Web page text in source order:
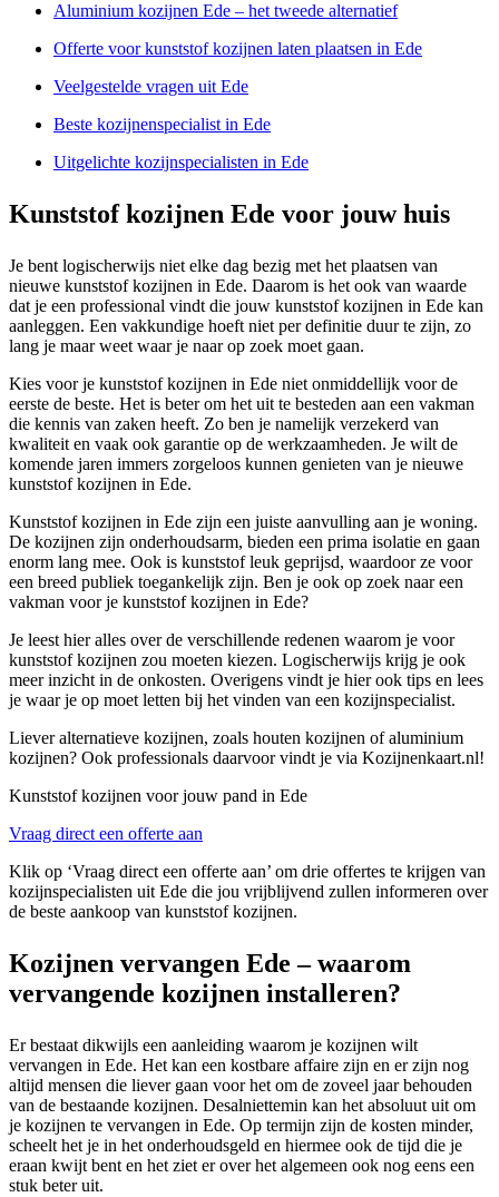
Aluminium kozijnen Ede – het tweede alternatief
Offerte voor kunststof kozijnen laten plaatsen in Ede
Veelgestelde vragen uit Ede
Beste kozijnenspecialist in Ede
Uitgelichte kozijnspecialisten in Ede
Kunststof kozijnen Ede voor jouw huis
Je bent logischerwijs niet elke dag bezig met het plaatsen van
nieuwe kunststof kozijnen in Ede. Daarom is het ook van waarde
dat je een professional vindt die jouw kunststof kozijnen in Ede kan
aanleggen. Een vakkundige hoeft niet per definitie duur te zijn, zo
lang je maar weet waar je naar op zoek moet gaan.
Kies voor je kunststof kozijnen in Ede niet onmiddellijk voor de
eerste de beste. Het is beter om het uit te besteden aan een vakman
die kennis van zaken heeft. Zo ben je namelijk verzekerd van
kwaliteit en vaak ook garantie op de werkzaamheden. Je wilt de
komende jaren immers zorgeloos kunnen genieten van je nieuwe
kunststof kozijnen in Ede.
Kunststof kozijnen in Ede zijn een juiste aanvulling aan je woning.
De kozijnen zijn onderhoudsarm, bieden een prima isolatie en gaan
enorm lang mee. Ook is kunststof leuk geprijsd, waardoor ze voor
een breed publiek toegankelijk zijn. Ben je ook op zoek naar een
vakman voor je kunststof kozijnen in Ede?
Je leest hier alles over de verschillende redenen waarom je voor
kunststof kozijnen zou moeten kiezen. Logischerwijs krijg je ook
meer inzicht in de onkosten. Overigens vindt je hier ook tips en lees
je waar je op moet letten bij het vinden van een kozijnspecialist.
Liever alternatieve kozijnen, zoals houten kozijnen of aluminium
kozijnen? Ook professionals daarvoor vindt je via Kozijnenkaart.nl!
Kunststof kozijnen voor jouw pand in Ede
Vraag direct een offerte aan
Klik op ‘Vraag direct een offerte aan’ om drie offertes te krijgen van
kozijnspecialisten uit Ede die jou vrijblijvend zullen informeren over
de beste aankoop van kunststof kozijnen.
Kozijnen vervangen Ede – waarom
vervangende kozijnen installeren?
Er bestaat dikwijls een aanleiding waarom je kozijnen wilt
vervangen in Ede. Het kan een kostbare affaire zijn en er zijn nog
altijd mensen die liever gaan voor het om de zoveel jaar behouden
van de bestaande kozijnen. Desalniettemin kan het absoluut uit om
je kozijnen te vervangen in Ede. Op termijn zijn de kosten minder,
scheelt het je in het onderhoudsgeld en hiermee ook de tijd die je
eraan kwijt bent en het ziet er over het algemeen ook nog eens een
stuk beter uit.